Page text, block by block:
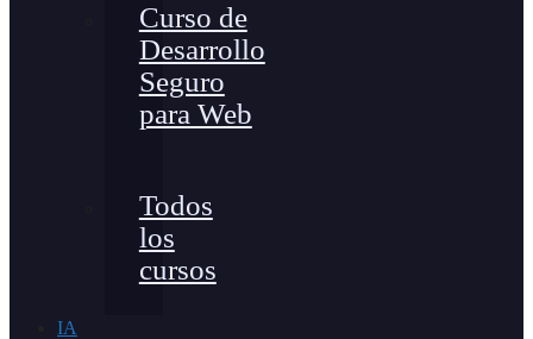
Curso de
Desarrollo
Seguro
para Web
Todos
los
cursos
IA